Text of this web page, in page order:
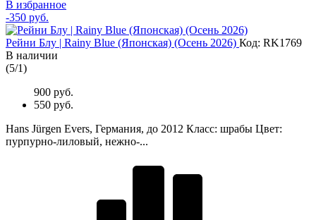
В избранное
-350 руб.
Рейни Блу | Rainy Blue (Японская) (Осень 2026) Код: RK1769
В наличии
(5/1)
900 руб.
550 руб.
Hans Jürgen Evers, Германия, до 2012 Класс: шрабы Цвет:
пурпурно-лиловый, нежно-...